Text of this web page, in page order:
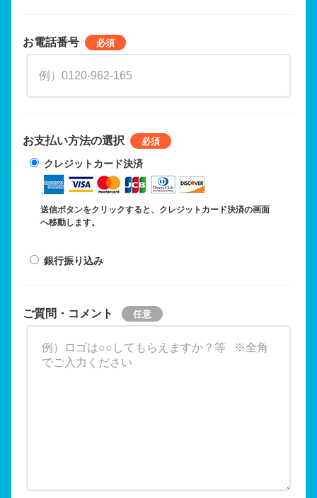
お電話番号
お支払い方法の選択
クレジットカード決済
送信ボタンをクリックすると、クレジットカード決済の画面
へ移動します。
銀行振り込み
ご質問・コメント